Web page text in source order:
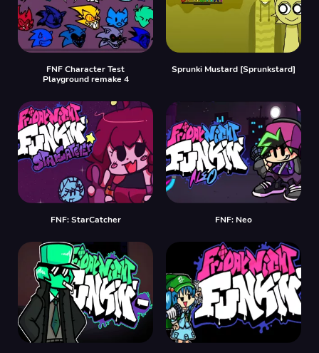
FNF Character Test
Playground remake 4
Sprunki Mustard [Sprunkstard]
FNF: StarCatcher FNF: Neo